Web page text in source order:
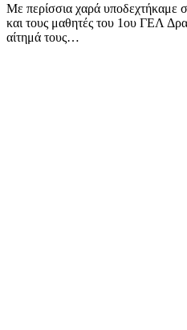
Με περίσσια χαρά υποδεχτήκαμε
και τους μαθητές του 1ου ΓΕΛ
αίτημά τους…